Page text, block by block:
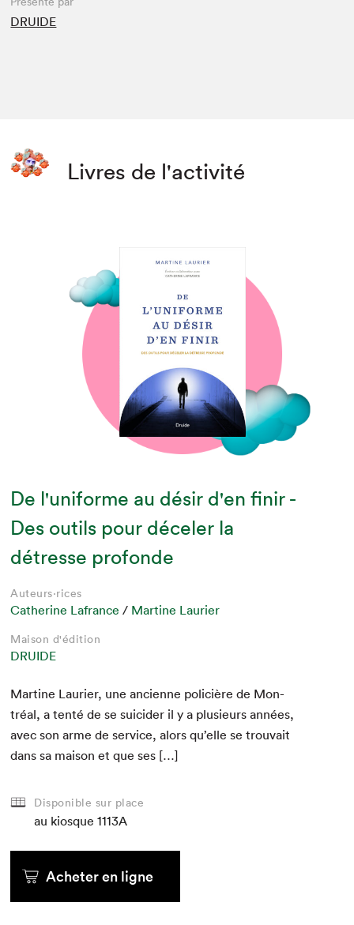
DRUIDE
Livres de l'activité
De l'uniforme au désir d'en finir -
Des outils pour déceler la
détresse profonde
Auteurs·rices
Catherine Lafrance / Martine Laurier
Maison d'édition
DRUIDE
Mar­tine Lau­ri­er, une anci­enne poli­cière de Mon­
tréal, a ten­té de se sui­cider il y a plusieurs années,
avec son arme de ser­vice, alors qu’elle se trou­vait
dans sa mai­son et que ses […]
Disponible sur place
au kiosque 1113A
Acheter en ligne